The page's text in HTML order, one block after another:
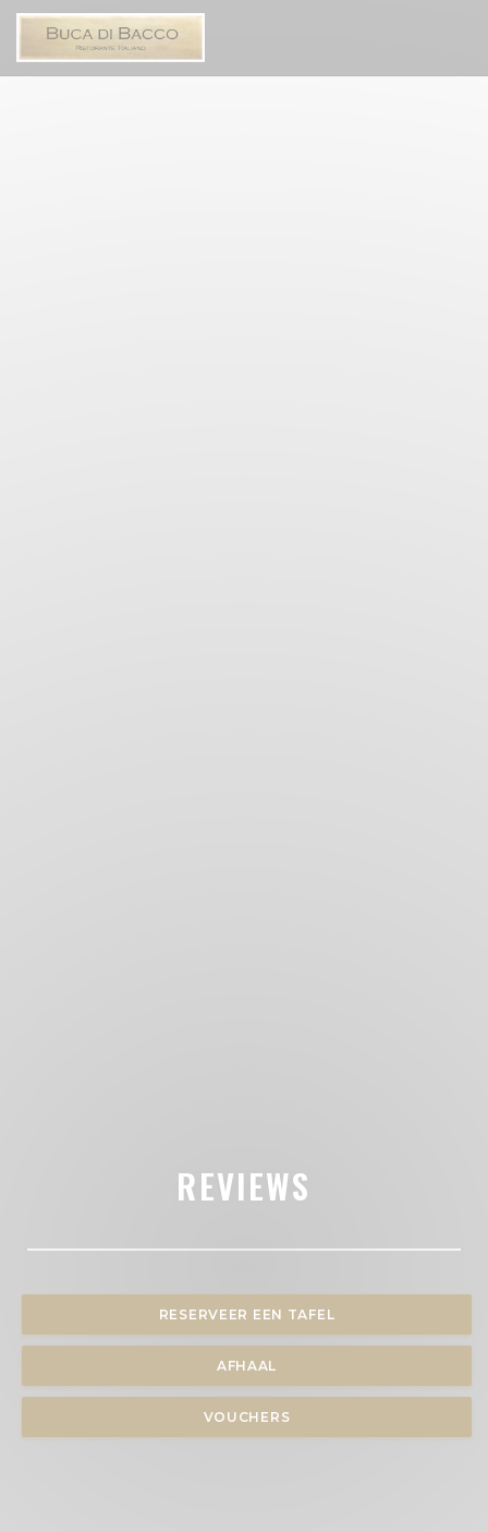
Cookies beheer paneel
REVIEWS
RESERVEER EEN TAFEL
AFHAAL
VOUCHERS